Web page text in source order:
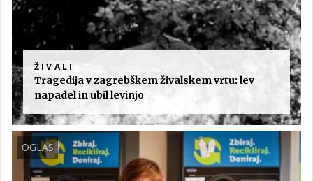
ŽIVALI
Tragedija v zagrebškem živalskem vrtu: lev
napadel in ubil levinjo
OGLAS